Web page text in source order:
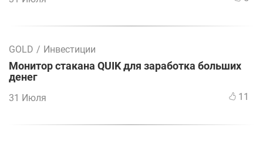
GOLD / Инвестиции
Монитор стакана QUIK для заработка больших
денег
31 Июля 11